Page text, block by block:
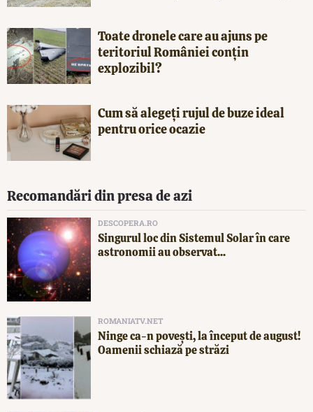
Toate dronele care au ajuns pe
teritoriul României conțin
explozibil?
Cum să alegeți rujul de buze ideal
pentru orice ocazie
Recomandări din presa de azi
DESCOPERA.RO
Singurul loc din Sistemul Solar în care
astronomii au observat...
ROMANIATV.NET
Ninge ca-n povești, la început de august!
Oamenii schiază pe străzi